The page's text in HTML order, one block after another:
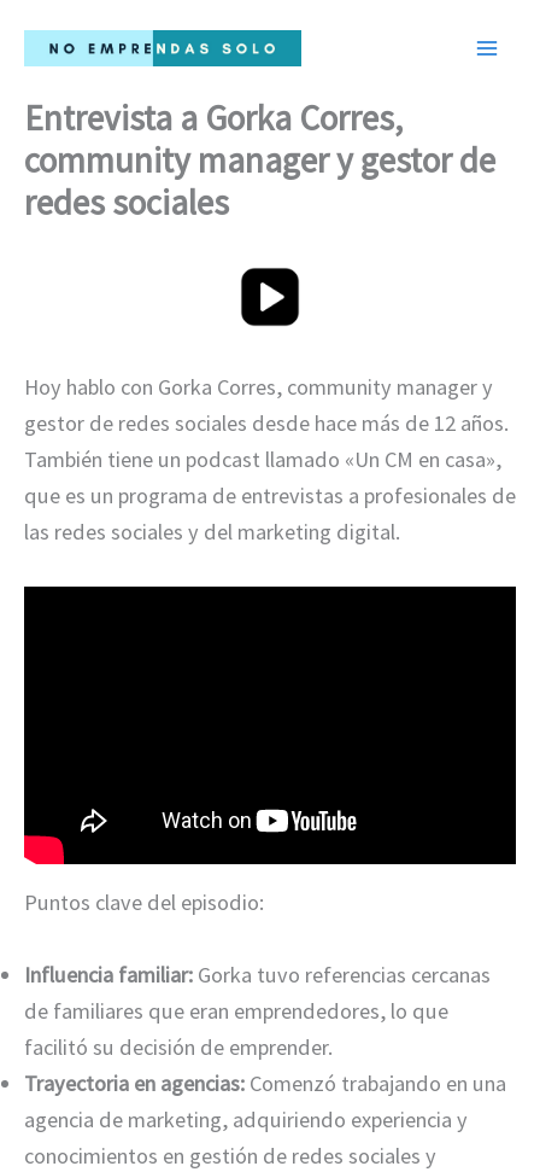
Entrevista a Gorka Corres,
community manager y gestor de
redes sociales
Hoy hablo con Gorka Corres, community manager y
gestor de redes sociales desde hace más de 12 años.
También tiene un podcast llamado «Un CM en casa»,
que es un programa de entrevistas a profesionales de
las redes sociales y del marketing digital.
Puntos clave del episodio:
Influencia familiar: Gorka tuvo referencias cercanas
de familiares que eran emprendedores, lo que
facilitó su decisión de emprender.
Trayectoria en agencias: Comenzó trabajando en una
agencia de marketing, adquiriendo experiencia y
conocimientos en gestión de redes sociales y